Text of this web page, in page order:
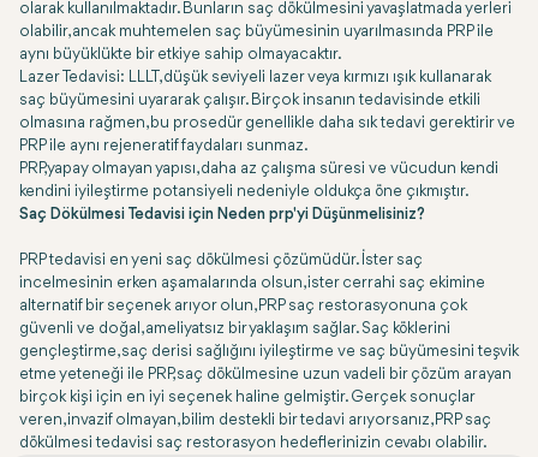
olarak kullanılmaktadır. Bunların saç dökülmesini yavaşlatmada yerleri
olabilir, ancak muhtemelen saç büyümesinin uyarılmasında PRP ile
aynı büyüklükte bir etkiye sahip olmayacaktır.
Lazer Tedavisi: LLLT, düşük seviyeli lazer veya kırmızı ışık kullanarak
saç büyümesini uyararak çalışır. Birçok insanın tedavisinde etkili
olmasına rağmen, bu prosedür genellikle daha sık tedavi gerektirir ve
PRP ile aynı rejeneratif faydaları sunmaz.
PRP, yapay olmayan yapısı, daha az çalışma süresi ve vücudun kendi
kendini iyileştirme potansiyeli nedeniyle oldukça öne çıkmıştır.
Saç Dökülmesi Tedavisi için Neden prp'yi Düşünmelisiniz?
PRP tedavisi en yeni saç dökülmesi çözümüdür. İster saç
incelmesinin erken aşamalarında olsun, ister cerrahi saç ekimine
alternatif bir seçenek arıyor olun, PRP saç restorasyonuna çok
güvenli ve doğal, ameliyatsız bir yaklaşım sağlar. Saç köklerini
gençleştirme, saç derisi sağlığını iyileştirme ve saç büyümesini teşvik
etme yeteneği ile PRP, saç dökülmesine uzun vadeli bir çözüm arayan
birçok kişi için en iyi seçenek haline gelmiştir. Gerçek sonuçlar
veren, invazif olmayan, bilim destekli bir tedavi arıyorsanız, PRP saç
dökülmesi tedavisi saç restorasyon hedeflerinizin cevabı olabilir.